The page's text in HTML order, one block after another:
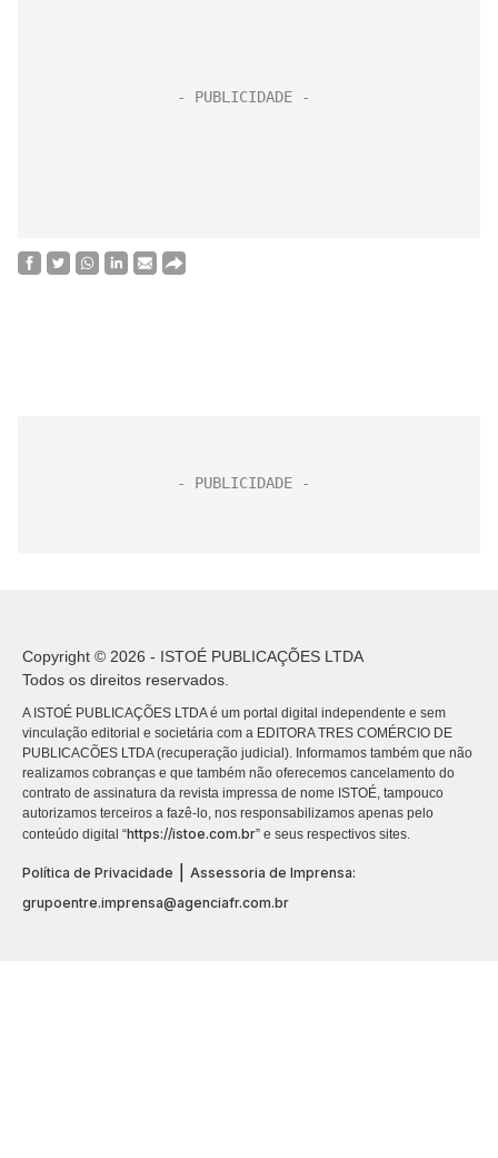
Copyright © 2026 - ISTOÉ PUBLICAÇÕES LTDA
Todos os direitos reservados.
A ISTOÉ PUBLICAÇÕES LTDA é um portal digital independente e sem
vinculação editorial e societária com a EDITORA TRES COMÉRCIO DE
PUBLICACÕES LTDA (recuperação judicial). Informamos também que não
realizamos cobranças e que também não oferecemos cancelamento do
contrato de assinatura da revista impressa de nome ISTOÉ, tampouco
autorizamos terceiros a fazê-lo, nos responsabilizamos apenas pelo
conteúdo digital “https://istoe.com.br” e seus respectivos sites.
Política de Privacidade
Assessoria de Imprensa:
grupoentre.imprensa@agenciafr.com.br